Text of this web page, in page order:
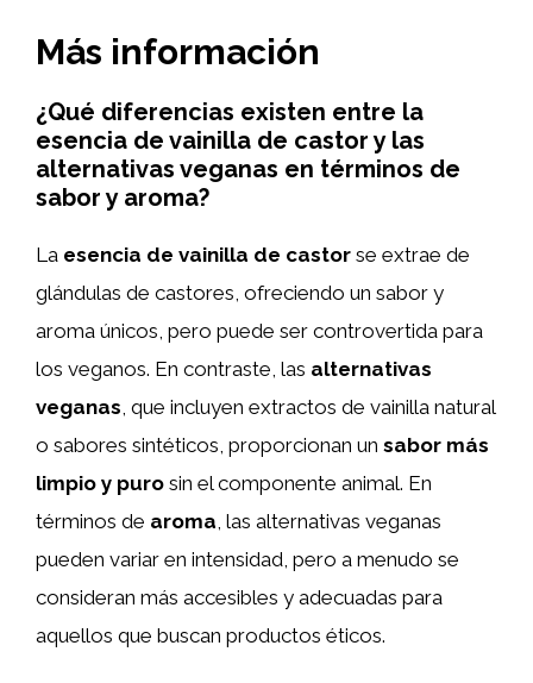
Más información
¿Qué diferencias existen entre la
esencia de vainilla de castor y las
alternativas veganas en términos de
sabor y aroma?
La esencia de vainilla de castor se extrae de
glándulas de castores, ofreciendo un sabor y
aroma únicos, pero puede ser controvertida para
los veganos. En contraste, las alternativas
veganas, que incluyen extractos de vainilla natural
o sabores sintéticos, proporcionan un sabor más
limpio y puro sin el componente animal. En
términos de aroma, las alternativas veganas
pueden variar en intensidad, pero a menudo se
consideran más accesibles y adecuadas para
aquellos que buscan productos éticos.